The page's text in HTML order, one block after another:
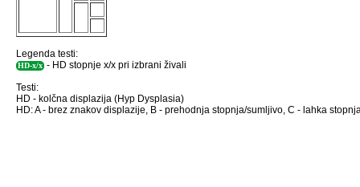
Legenda testi:
HD-x/x - HD stopnje x/x pri izbrani živali
Testi:
HD - kolčna displazija (Hyp Dysplasia)
HD: A - brez znakov displazije, B - prehodnja stopnja/sumljivo, C - lahka